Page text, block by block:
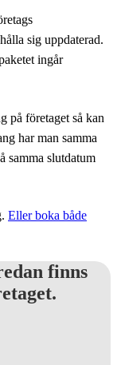
sig uppdaterad.
ingår
på företaget så kan
har man samma
samma slutdatum
Eller boka både
finns